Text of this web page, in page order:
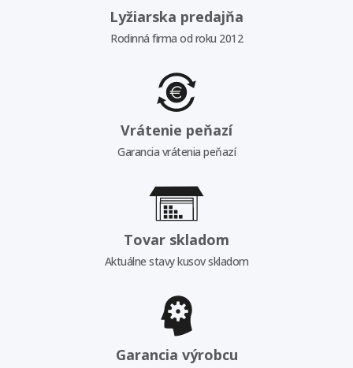
Lyžiarska predajňa
Rodinná firma od roku 2012
Vrátenie peňazí
Garancia vrátenia peňazí
Tovar skladom
Aktuálne stavy kusov skladom
Garancia výrobcu